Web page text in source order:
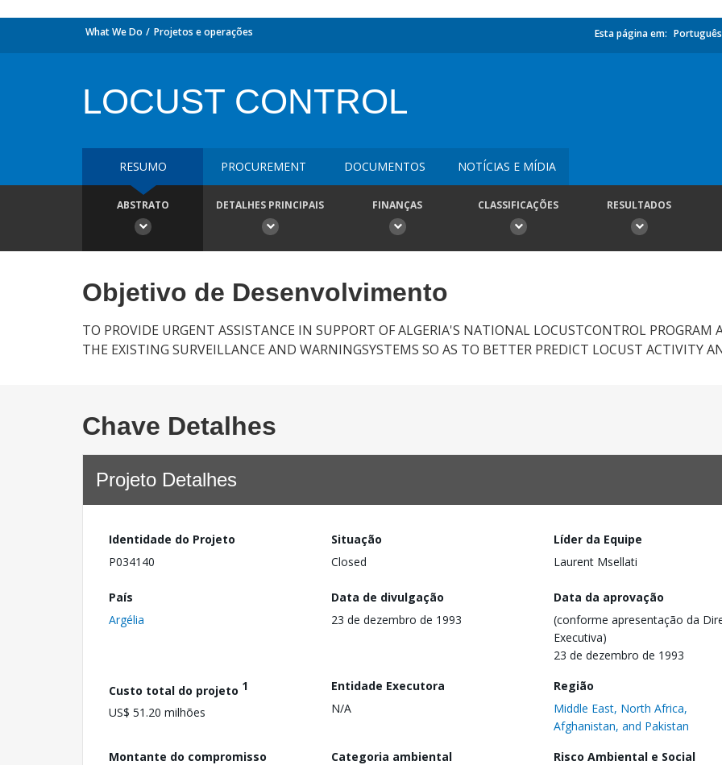
What We Do Projetos e operações Esta página em: Português
LOCUST CONTROL
RESUMO PROCUREMENT DOCUMENTOS NOTÍCIAS E MÍDIA
ABSTRATO DETALHES PRINCIPAIS FINANÇAS CLASSIFICAÇÕES RESULTADOS
Objetivo de Desenvolvimento
TO PROVIDE URGENT ASSISTANCE IN SUPPORT OF ALGERIA'S NATIONAL LOCUSTCONTROL PROGRAM
THE EXISTING SURVEILLANCE AND WARNINGSYSTEMS SO AS TO BETTER PREDICT LOCUST ACTIVITY
Chave Detalhes
Projeto Detalhes
Identidade do Projeto
P034140
Situação
Closed
Líder da Equipe
Laurent Msellati
País
Argélia
Data de divulgação
23 de dezembro de 1993
Data da aprovação
(conforme apresentação da
Executiva)
23 de dezembro de 1993
Custo total do projeto 1
US$ 51.20 milhões
Entidade Executora
N/A
Região
Middle East, North Africa,
Afghanistan, and Pakistan
Montante do compromisso
Categoria ambiental
Risco Ambiental e Social